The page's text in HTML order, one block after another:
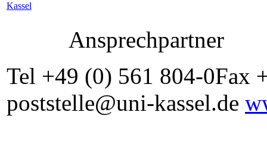
Ansprechpartner
Tel +49 (0) 561 804-0Fax
poststelle@uni-kassel.de